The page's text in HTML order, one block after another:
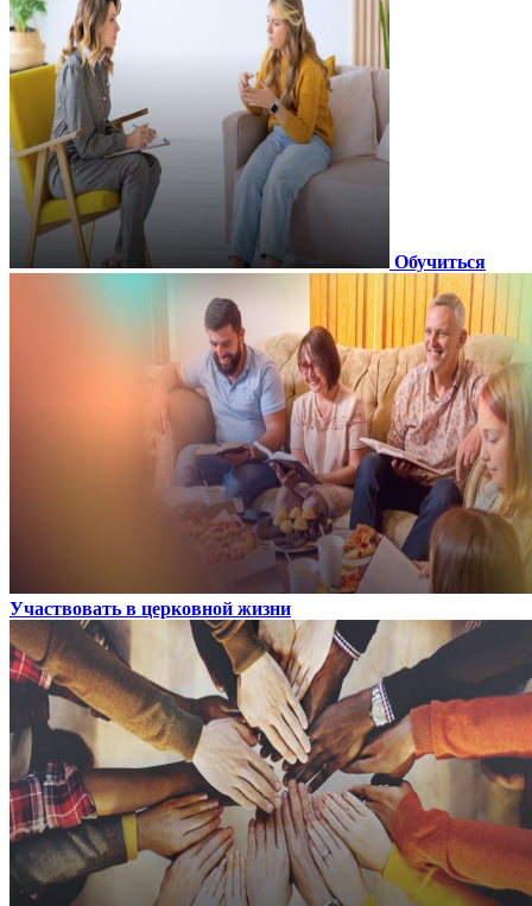
Обучиться
Участвовать в церковной жизни